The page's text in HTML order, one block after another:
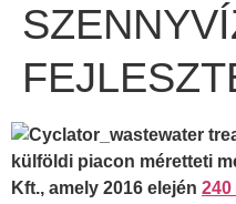
külföldi piacon méretteti
Kft., amely 2016 elején